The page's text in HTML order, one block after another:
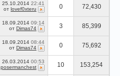
25.10.2014 22:41
от lovef0xteru 0 72,430
18.09.2014 09:14
от Dimas74 3 85,399
18.09.2014 08:44
от Dimas74 0 75,692
26.03.2014 00:53
posermanchest 10 153,254